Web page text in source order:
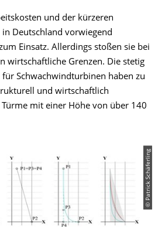
und der kürzeren
Deutschland vorwiegend
Einsatz. Allerdings stoßen sie bei
wirtschaftliche Grenzen. Die stetig
Schwachwindturbinen haben zu
und wirtschaftlich
mit einer Höhe von über 140
© Patrick Schäferling